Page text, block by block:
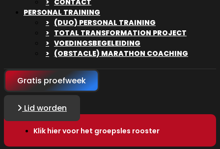
CONTACT
PERSONAL TRAINING
(DUO) PERSONAL TRAINING
TOTAL TRANSFORMATION PROJECT
VOEDINGSBEGELEIDING
(OBSTACLE) MARATHON COACHING
Gratis proefweek
Lid worden
Klik hier voor het groepsles rooster